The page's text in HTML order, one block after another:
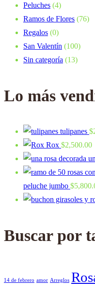
Peluches (4)
Ramos de Flores (76)
Regalos (0)
San Valentín (100)
Sin categoría (13)
Lo más
tulipanes $
Rox $2,500.00
peluche jumbo $
Buscar por
14 de febrero amor Arreglos